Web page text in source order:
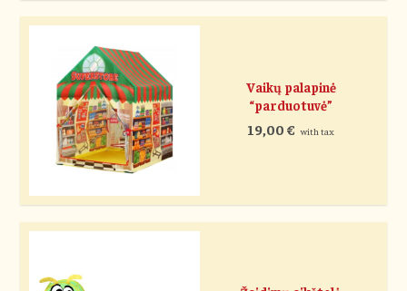
Vaikų palapinė
“parduotuvė”
19,00€ with tax